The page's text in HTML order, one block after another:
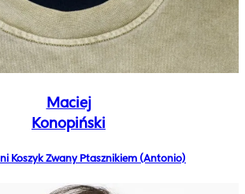
Maciej
Konopiński
Koszyk Zwany Ptasznikiem (Antonio)